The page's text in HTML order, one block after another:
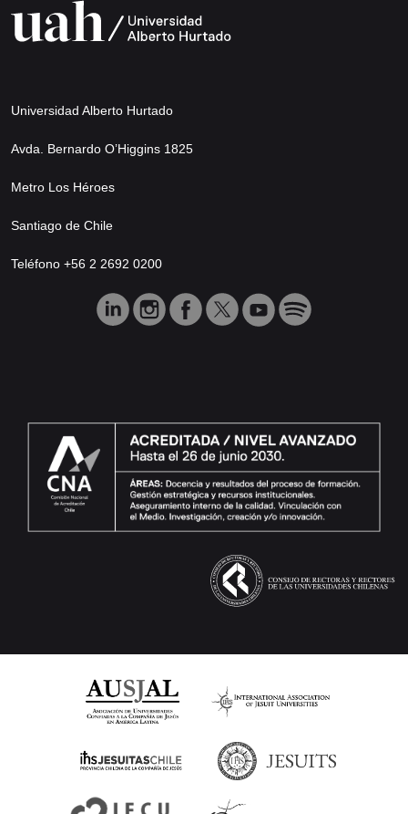
Universidad Alberto Hurtado
Avda. Bernardo O’Higgins 1825
Metro Los Héroes
Santiago de Chile
Teléfono +56 2 2692 0200